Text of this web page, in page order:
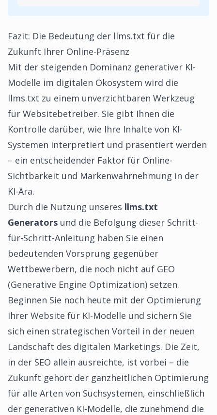
Fazit: Die Bedeutung der llms.txt für die
Zukunft Ihrer Online-Präsenz
Mit der steigenden Dominanz generativer KI-
Modelle im digitalen Ökosystem wird die
llms.txt zu einem unverzichtbaren Werkzeug
für Websitebetreiber. Sie gibt Ihnen die
Kontrolle darüber, wie Ihre Inhalte von KI-
Systemen interpretiert und präsentiert werden
– ein entscheidender Faktor für Online-
Sichtbarkeit und Markenwahrnehmung in der
KI-Ära.
Durch die Nutzung unseres llms.txt
Generators und die Befolgung dieser Schritt-
für-Schritt-Anleitung haben Sie einen
bedeutenden Vorsprung gegenüber
Wettbewerbern, die noch nicht auf GEO
(Generative Engine Optimization) setzen.
Beginnen Sie noch heute mit der Optimierung
Ihrer Website für KI-Modelle und sichern Sie
sich einen strategischen Vorteil in der neuen
Landschaft des digitalen Marketings. Die Zeit,
in der SEO allein ausreichte, ist vorbei – die
Zukunft gehört der ganzheitlichen Optimierung
für alle Arten von Suchsystemen, einschließlich
der generativen KI-Modelle, die zunehmend die